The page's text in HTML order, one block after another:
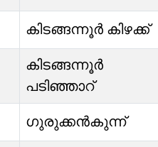
കിടങ്ങന്നൂര്‍ കിഴക്ക്
കിടങ്ങന്നൂര്‍
പടിഞ്ഞാറ്
ഗുരുക്കന്‍കുന്ന്